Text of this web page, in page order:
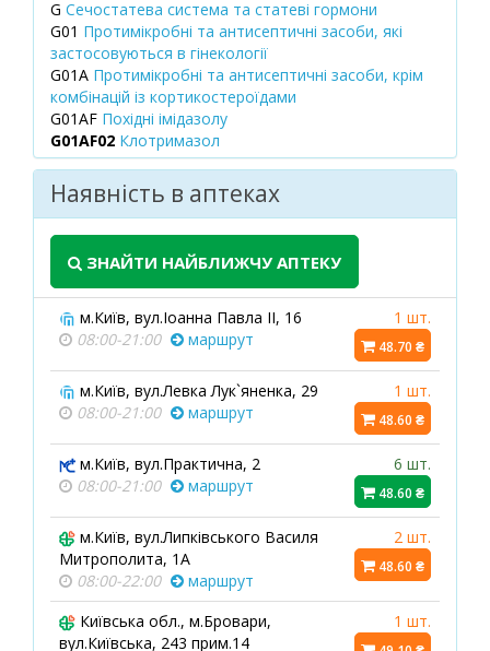
G Сечостатева система та статеві гормони
G01 Протимікробні та антисептичні засоби, які
застосовуються в гінекології
G01A Протимікробні та антисептичні засоби, крім
комбінацій із кортикостероїдами
G01AF Похідні імідазолу
G01AF02 Клотримазол
Наявність в аптеках
ЗНАЙТИ НАЙБЛИЖЧУ АПТЕКУ
м.Київ, вул.Іоанна Павла ІІ, 16
08:00-21:00
маршрут
1 шт.
48.70 ₴
м.Київ, вул.Левка Лук`яненка, 29
08:00-21:00
маршрут
1 шт.
48.60 ₴
м.Київ, вул.Практична, 2
08:00-21:00
маршрут
6 шт.
48.60 ₴
м.Київ, вул.Липківського Василя
Митрополита, 1А
08:00-22:00
маршрут
2 шт.
48.60 ₴
Київська обл., м.Бровари,
вул.Київська, 243 прим.14
1 шт.